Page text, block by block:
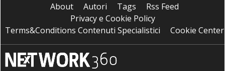
About Autori Tags
Rss Feed
Privacy e Cookie Policy
Terms&Conditions Contenuti Specialistici
Cookie Center